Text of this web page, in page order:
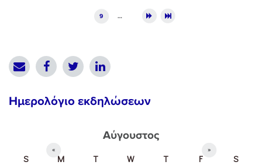
9 …
Ημερολόγιο εκδηλώσεων
Αύγουστος
« »
S M T W T F
S